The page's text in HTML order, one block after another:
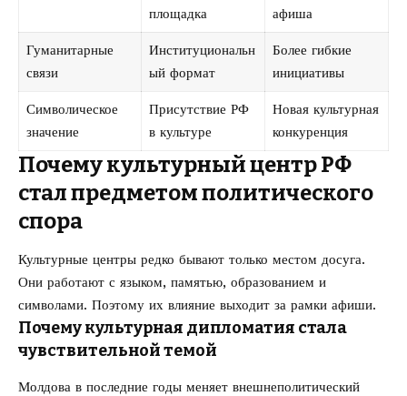
площадка
афиша
Гуманитарные
связи
Институциональн
ый формат
Более гибкие
инициативы
Символическое
значение
Присутствие РФ
в культуре
Новая культурная
конкуренция
Почему культурный центр РФ
стал предметом политического
спора
Культурные центры редко бывают только местом досуга.
Они работают с языком, памятью, образованием и
символами. Поэтому их влияние выходит за рамки афиши.
Почему культурная дипломатия стала
чувствительной темой
Молдова в последние годы меняет внешнеполитический